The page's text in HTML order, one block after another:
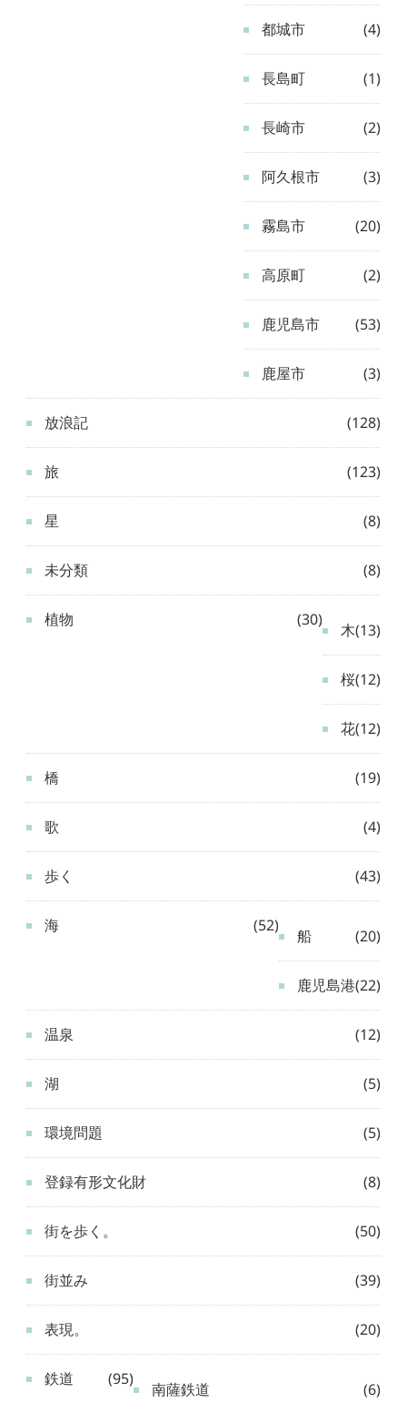
都城市 (4)
長島町 (1)
長崎市 (2)
阿久根市 (3)
霧島市 (20)
高原町 (2)
鹿児島市 (53)
鹿屋市 (3)
放浪記 (128)
旅 (123)
星 (8)
未分類 (8)
植物 (30)
木(13)
桜(12)
花(12)
橋 (19)
歌 (4)
歩く (43)
海 (52)
船 (20)
鹿児島港(22)
温泉 (12)
湖 (5)
環境問題 (5)
登録有形文化財 (8)
街を歩く。 (50)
街並み (39)
表現。 (20)
鉄道 (95)
南薩鉄道 (6)